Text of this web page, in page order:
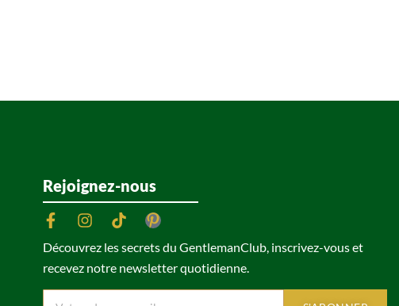
Rejoignez-nous
Découvrez les secrets du GentlemanClub, inscrivez-vous et
recevez notre newsletter quotidienne.